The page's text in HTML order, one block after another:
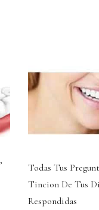
Todas Tus
Tincion De Tus
Respondidas